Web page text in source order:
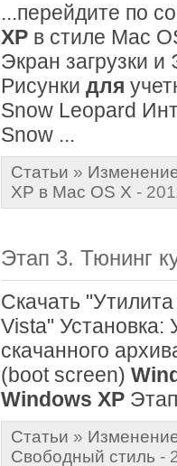
...перейдите по
XP в стиле Mac
Экран загрузки
Рисунки для
Snow Leopard
Snow ...
Статьи »
XP в Mac OS X -
Этап 3. Тюнинг
Скачать
Vista" Установка:
скачанного
(boot screen)
Windows XP
Статьи »
Свободный стиль -